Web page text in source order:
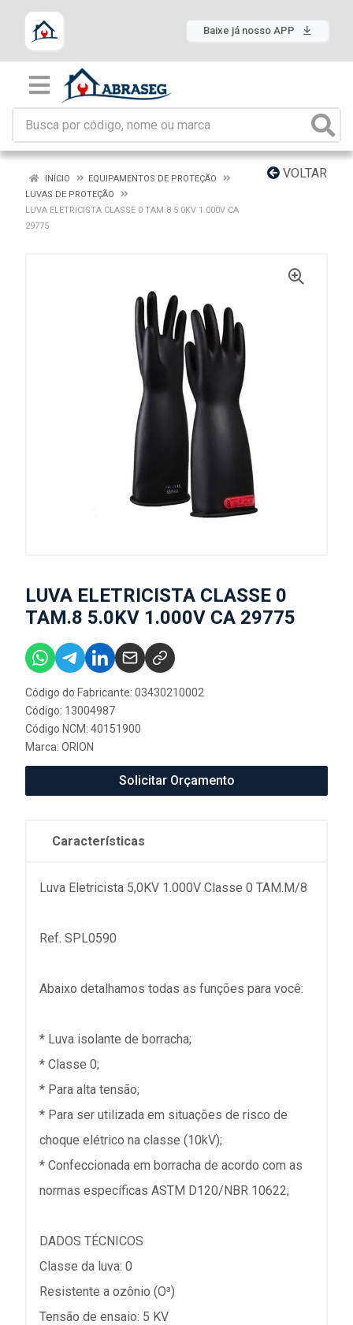
Baixe já nosso APP
VOLTAR
INÍCIO
EQUIPAMENTOS DE PROTEÇÃO
LUVAS DE PROTEÇÃO
LUVA ELETRICISTA CLASSE 0 TAM.8 5.0KV 1.000V CA
29775
LUVA ELETRICISTA CLASSE 0
TAM.8 5.0KV 1.000V CA 29775
Código do Fabricante: 03430210002
Código: 13004987
Código NCM: 40151900
Marca: ORION
Solicitar Orçamento
Características
Luva Eletricista 5,0KV 1.000V Classe 0 TAM.M/8
Ref. SPL0590
Abaixo detalhamos todas as funções para você:
* Luva isolante de borracha;
* Classe 0;
* Para alta tensão;
* Para ser utilizada em situações de risco de
choque elétrico na classe (10kV);
* Confeccionada em borracha de acordo com as
normas específicas ASTM D120/NBR 10622;
DADOS TÉCNICOS
Classe da luva: 0
Resistente a ozônio (O³)
Tensão de ensaio: 5 KV